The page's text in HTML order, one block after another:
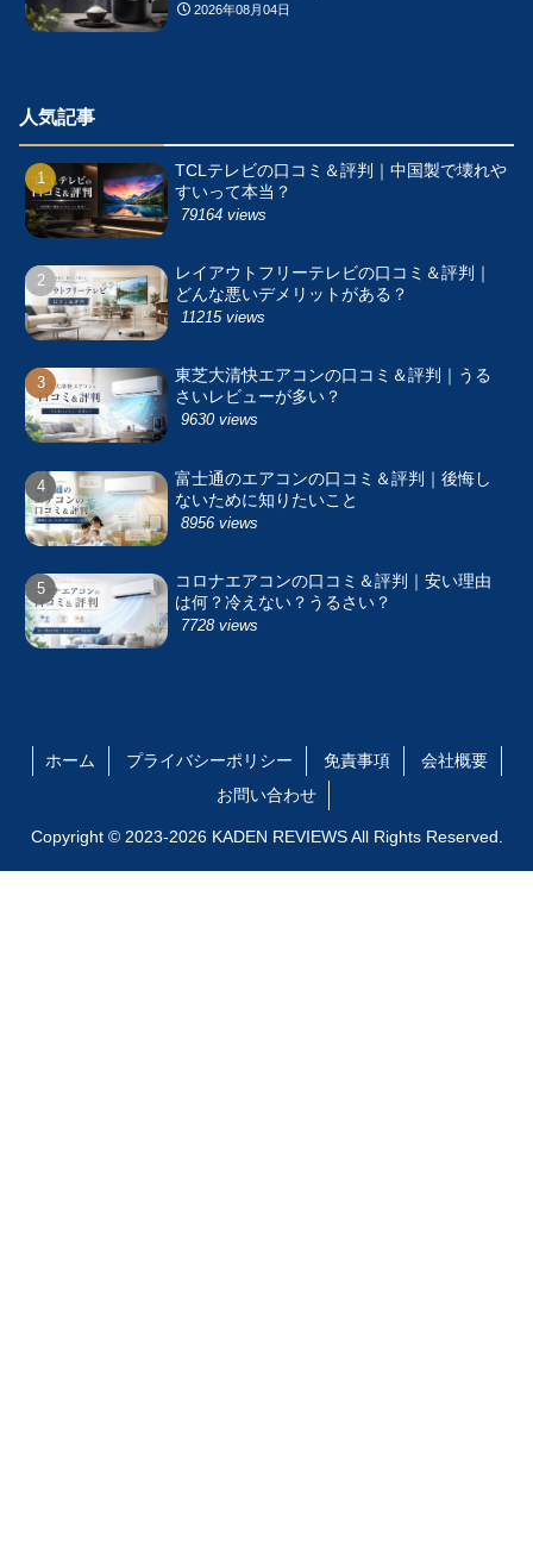
2026年08月04日
人気記事
TCLテレビの口コミ＆評判｜中国製で壊れや
すいって本当？
79164 views
レイアウトフリーテレビの口コミ＆評判｜
どんな悪いデメリットがある？
11215 views
東芝大清快エアコンの口コミ＆評判｜うる
さいレビューが多い？
9630 views
富士通のエアコンの口コミ＆評判｜後悔し
ないために知りたいこと
8956 views
コロナエアコンの口コミ＆評判｜安い理由
は何？冷えない？うるさい？
7728 views
ホーム プライバシーポリシー 免責事項
会社概要
お問い合わせ
Copyright © 2023-2026 KADEN REVIEWS All Rights Reserved.